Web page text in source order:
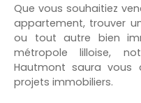
Que vous souhaitiez
appartement, trouver
ou tout autre bien
métropole lilloise,
Hautmont saura vous
projets immobiliers.